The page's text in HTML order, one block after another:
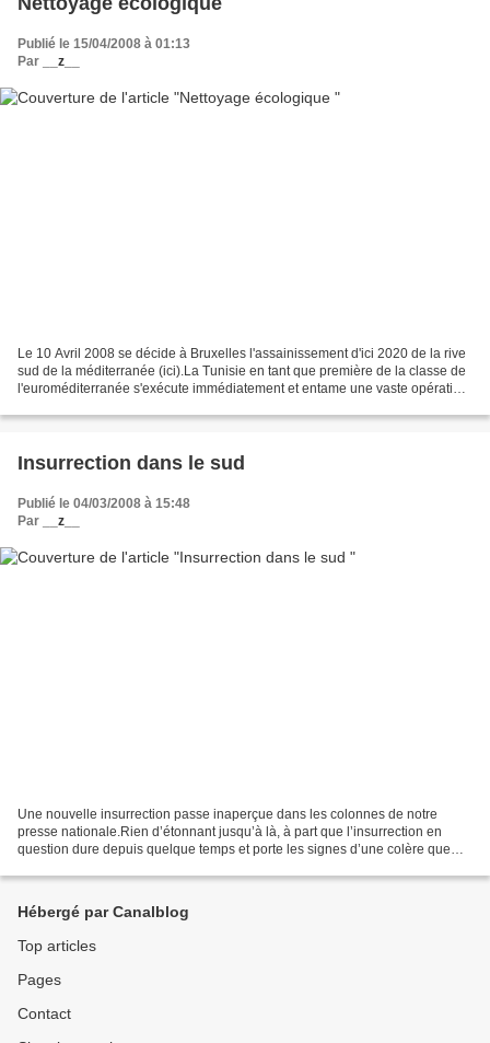
Publié le 15/04/2008 à 01:13
Par
__z__
Le 10 Avril 2008 se décide à Bruxelles l'assainissement d'ici 2020 de la rive
sud de la méditerranée (ici).La Tunisie en tant que première de la classe de
l'euroméditerranée s'exécute immédiatement et entame une vaste opération
Insurrection dans le sud
Publié le 04/03/2008 à 15:48
Par
__z__
Une nouvelle insurrection passe inaperçue dans les colonnes de notre
presse nationale.Rien d’étonnant jusqu’à là, à part que l’insurrection en
question dure depuis quelque temps et porte les signes d’une colère que
Hébergé par Canalblog
Top articles
Pages
Contact